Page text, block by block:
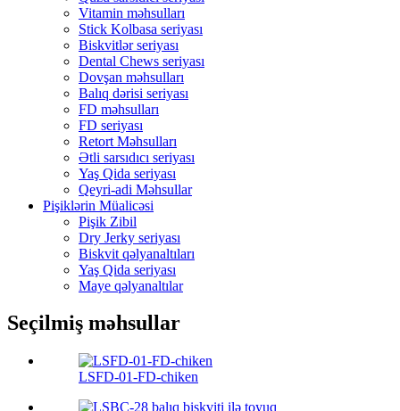
Vitamin məhsulları
Stick Kolbasa seriyası
Biskvitlər seriyası
Dental Chews seriyası
Dovşan məhsulları
Balıq dərisi seriyası
FD məhsulları
FD seriyası
Retort Məhsulları
Ətli sarsıdıcı seriyası
Yaş Qida seriyası
Qeyri-adi Məhsullar
Pişiklərin Müalicəsi
Pişik Zibil
Dry Jerky seriyası
Biskvit qəlyanaltıları
Yaş Qida seriyası
Maye qəlyanaltılar
Seçilmiş məhsullar
LSFD-01-FD-chiken